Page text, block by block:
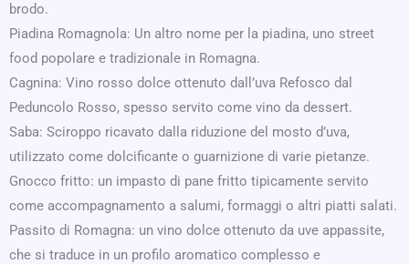
brodo.
Piadina Romagnola: Un altro nome per la piadina, uno street
food popolare e tradizionale in Romagna.
Cagnina: Vino rosso dolce ottenuto dall’uva Refosco dal
Peduncolo Rosso, spesso servito come vino da dessert.
Saba: Sciroppo ricavato dalla riduzione del mosto d’uva,
utilizzato come dolcificante o guarnizione di varie pietanze.
Gnocco fritto: un impasto di pane fritto tipicamente servito
come accompagnamento a salumi, formaggi o altri piatti salati.
Passito di Romagna: un vino dolce ottenuto da uve appassite,
che si traduce in un profilo aromatico complesso e